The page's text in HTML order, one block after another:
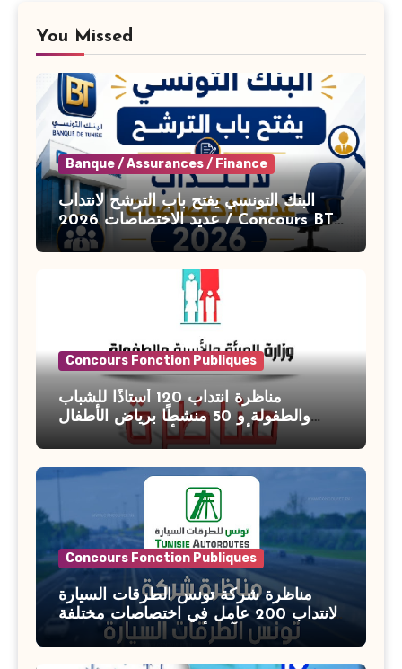
You Missed
Banque / Assurances / Finance
البنك التونسي يفتح باب الترشح لانتداب
عديد الاختصاصات 2026 / Concours BT
Banque de Tunisie 2026
Concours Fonction Publiques
مناظرة انتداب 120 أستاذًا للشباب
والطفولة و 50 منشطًا برياض الأطفال
بوزارة الأسرة والمرأة والطفولة وكبار
Concours Fonction Publiques
مناظرة شركة تونس الطرقات السيارة
لانتداب 200 عامل في اختصاصات مختلفة
آخر أجل : 21 جويلية 2026